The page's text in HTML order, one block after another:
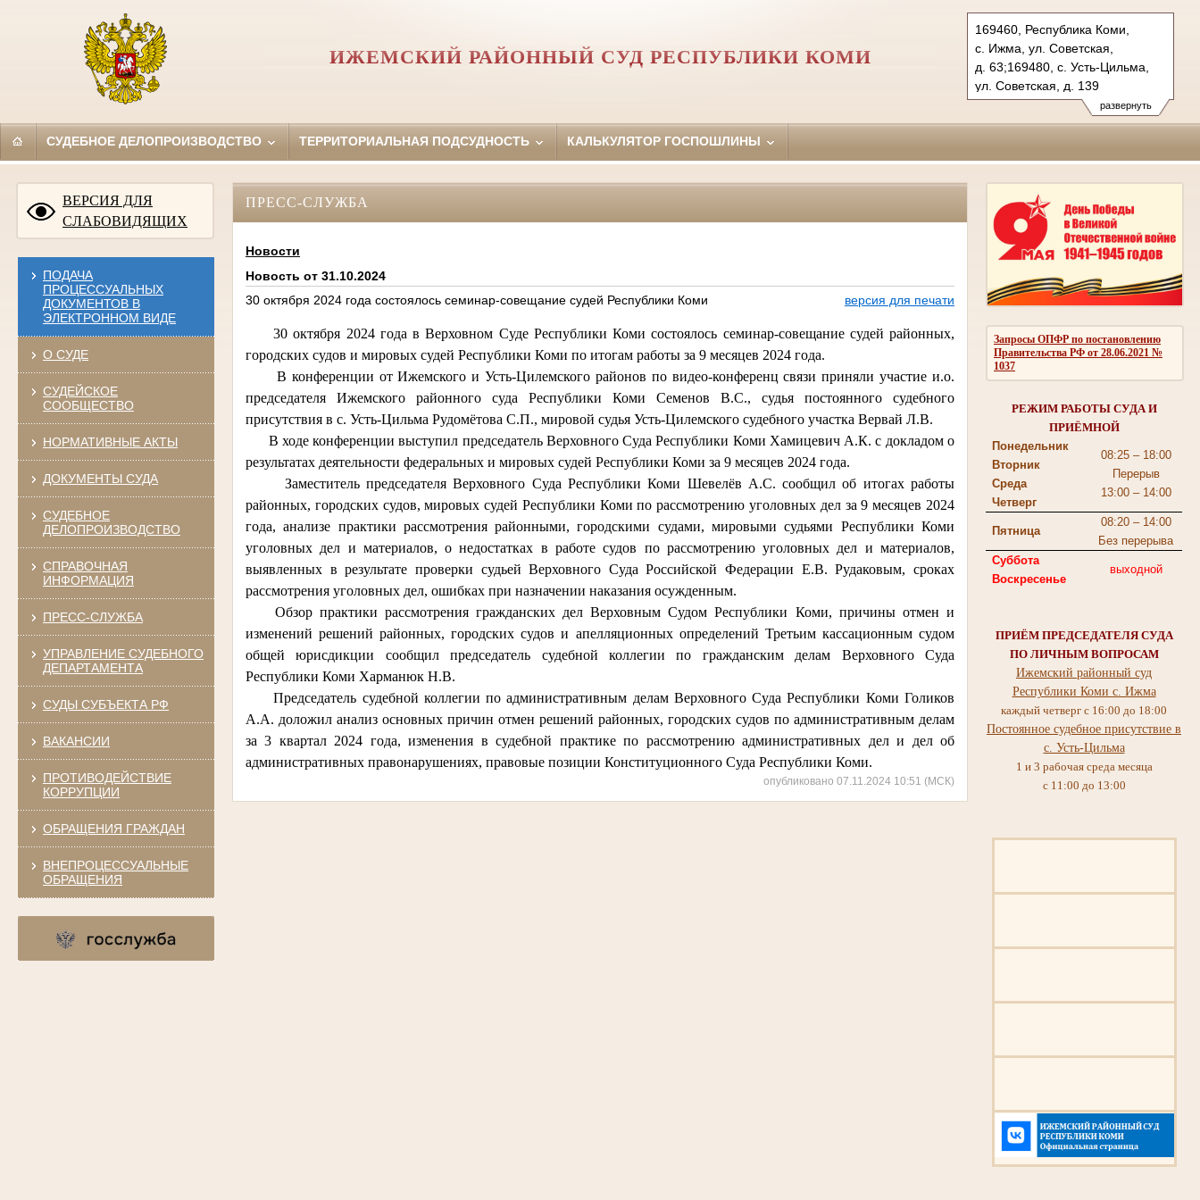
развернуть
169460, Республика Коми,
с. Ижма, ул. Советская,
д. 63;169480, с. Усть-Цильма,
ул. Советская, д. 139
Тел.: (82140) 9-45-61,
(82141) 9-10-62
uzmasud.komi@sudrf.ru
ИЖЕМСКИЙ РАЙОННЫЙ СУД РЕСПУБЛИКИ КОМИ
СУДЕБНОЕ ДЕЛОПРОИЗВОДСТВО ТЕРРИТОРИАЛЬНАЯ ПОДСУДНОСТЬ КАЛЬКУЛЯТОР ГОСПОШЛИНЫ
ВЕРСИЯ ДЛЯ
СЛАБОВИДЯЩИХ
ПОДАЧА
ПРОЦЕССУАЛЬНЫХ
ДОКУМЕНТОВ В
ЭЛЕКТРОННОМ ВИДЕ
О СУДЕ
СУДЕЙСКОЕ
СООБЩЕСТВО
НОРМАТИВНЫЕ АКТЫ
ДОКУМЕНТЫ СУДА
СУДЕБНОЕ
ДЕЛОПРОИЗВОДСТВО
СПРАВОЧНАЯ
ИНФОРМАЦИЯ
ПРЕСС-СЛУЖБА
УПРАВЛЕНИЕ СУДЕБНОГО
ДЕПАРТАМЕНТА
СУДЫ СУБЪЕКТА РФ
ВАКАНСИИ
ПРОТИВОДЕЙСТВИЕ
КОРРУПЦИИ
ОБРАЩЕНИЯ ГРАЖДАН
ВНЕПРОЦЕССУАЛЬНЫЕ
ОБРАЩЕНИЯ
Запросы ОПФР по постановлению
Правительства РФ от 28.06.2021 №
1037
РЕЖИМ РАБОТЫ СУДА И
ПРИЁМНОЙ
Понедельник
08:25 – 18:00
Перерыв
13:00 – 14:00
Вторник
Среда
Четверг
Пятница
08:20 – 14:00
Без перерыва
Суббота
выходной
Воскресенье
ПРИЁМ ПРЕДСЕДАТЕЛЯ СУДА
ПО ЛИЧНЫМ ВОПРОСАМ
Ижемский районный суд
Республики Коми с. Ижма
каждый четверг с 16:00 до 18:00
Постоянное судебное присутствие в
c. Усть-Цильма
1 и 3 рабочая среда месяца
с 11:00 до 13:00
ПРЕСС-СЛУЖБА
Новости
Новость от 31.10.2024
30 октября 2024 года состоялось семинар-совещание судей Республики Коми
версия для печати
30 октября 2024 года в Верховном Суде Республики Коми состоялось семинар-совещание судей районных,
городских судов и мировых судей Республики Коми по итогам работы за 9 месяцев 2024 года.
В конференции от Ижемского и Усть-Цилемского районов по видео-конференц связи приняли участие и.о.
председателя Ижемского районного суда Республики Коми Семенов В.С., судья постоянного судебного
присутствия в с. Усть-Цильма Рудомётова С.П., мировой судья Усть-Цилемского судебного участка Вервай Л.В.
В ходе конференции выступил председатель Верховного Суда Республики Коми Хамицевич А.К. с докладом о
результатах деятельности федеральных и мировых судей Республики Коми за 9 месяцев 2024 года.
Заместитель председателя Верховного Суда Республики Коми Шевелёв А.С. сообщил об итогах работы
районных, городских судов, мировых судей Республики Коми по рассмотрению уголовных дел за 9 месяцев 2024
года, анализе практики рассмотрения районными, городскими судами, мировыми судьями Республики Коми
уголовных дел и материалов, о недостатках в работе судов по рассмотрению уголовных дел и материалов,
выявленных в результате проверки судьей Верховного Суда Российской Федерации Е.В. Рудаковым, сроках
рассмотрения уголовных дел, ошибках при назначении наказания осужденным.
Обзор практики рассмотрения гражданских дел Верховным Судом Республики Коми, причины отмен и
изменений решений районных, городских судов и апелляционных определений Третьим кассационным судом
общей юрисдикции сообщил председатель судебной коллегии по гражданским делам Верховного Суда
Республики Коми Харманюк Н.В.
Председатель судебной коллегии по административным делам Верховного Суда Республики Коми Голиков
А.А. доложил анализ основных причин отмен решений районных, городских судов по административным делам
за 3 квартал 2024 года, изменения в судебной практике по рассмотрению административных дел и дел об
административных правонарушениях, правовые позиции Конституционного Суда Республики Коми.
опубликовано 07.11.2024 10:51 (МСК)